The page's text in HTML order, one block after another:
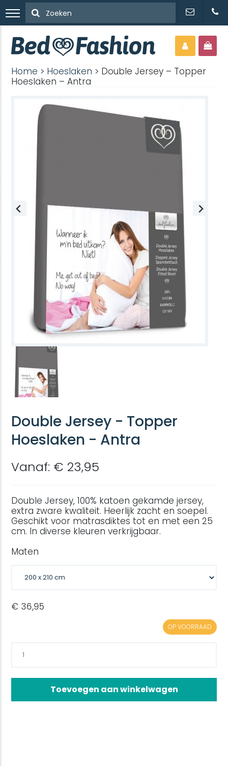
Home > Hoeslaken > Double Jersey – Topper
Hoeslaken – Antra
Double Jersey - Topper
Hoeslaken - Antra
Vanaf: € 23,95
Double Jersey, 100% katoen gekamde jersey,
extra zware kwaliteit. Heerlijk zacht en soepel.
Geschikt voor matrasdiktes tot en met een 25
cm. In diverse kleuren verkrijgbaar.
Maten
OP VOORRAAD
Toevoegen aan winkelwagen